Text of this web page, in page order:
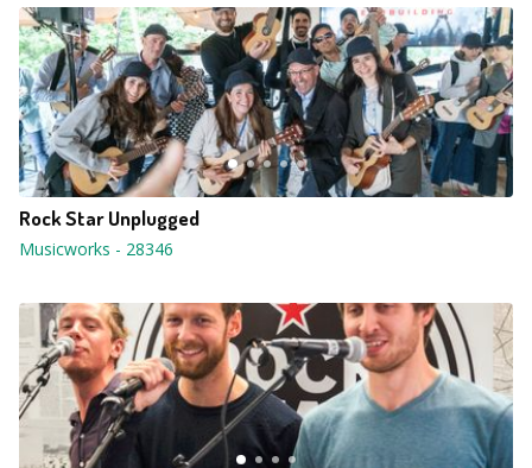
Rock Star Unplugged
Musicworks - 28346